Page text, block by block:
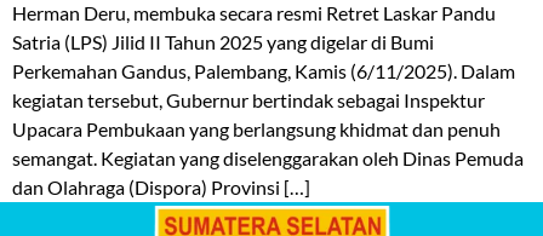
Herman Deru, membuka secara resmi Retret Laskar Pandu
Satria (LPS) Jilid II Tahun 2025 yang digelar di Bumi
Perkemahan Gandus, Palembang, Kamis (6/11/2025). Dalam
kegiatan tersebut, Gubernur bertindak sebagai Inspektur
Upacara Pembukaan yang berlangsung khidmat dan penuh
semangat. Kegiatan yang diselenggarakan oleh Dinas Pemuda
dan Olahraga (Dispora) Provinsi […]